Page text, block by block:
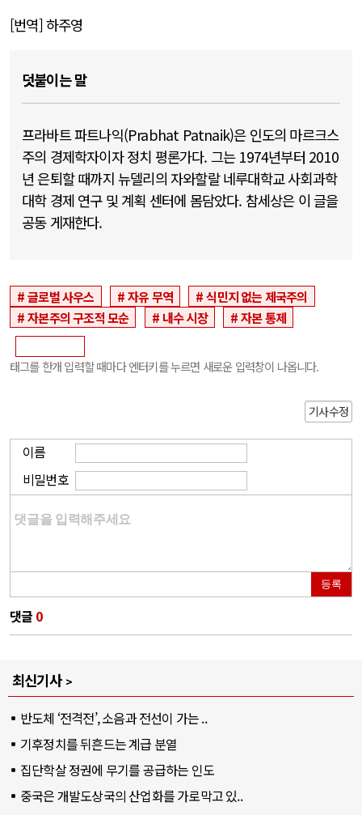
[번역] 하주영
덧붙이는 말
프라바트 파트나익(Prabhat Patnaik)은 인도의 마르크스
주의 경제학자이자 정치 평론가다. 그는 1974년부터 2010
년 은퇴할 때까지 뉴델리의 자와할랄 네루대학교 사회과학
대학 경제 연구 및 계획 센터에 몸담았다. 참세상은 이 글을
공동 게재한다.
글로벌 사우스 자유 무역
식민지 없는 제국주의
자본주의 구조적 모순
내수 시장 자본 통제
태그를 한개 입력할 때마다 엔터키를 누르면 새로운 입력창이 나옵니다.
기사수정
이름
비밀번호
등록
댓글 0
최신기사
반도체 ‘전격전’, 소음과 전선이 가는 ..
기후정치를 뒤흔드는 계급 분열
집단학살 정권에 무기를 공급하는 인도
중국은 개발도상국의 산업화를 가로막고 있..